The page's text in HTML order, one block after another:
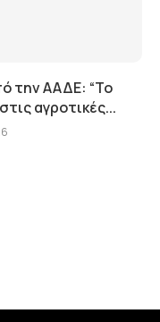
την ΑΑΔΕ: “Το
αγροτικές...